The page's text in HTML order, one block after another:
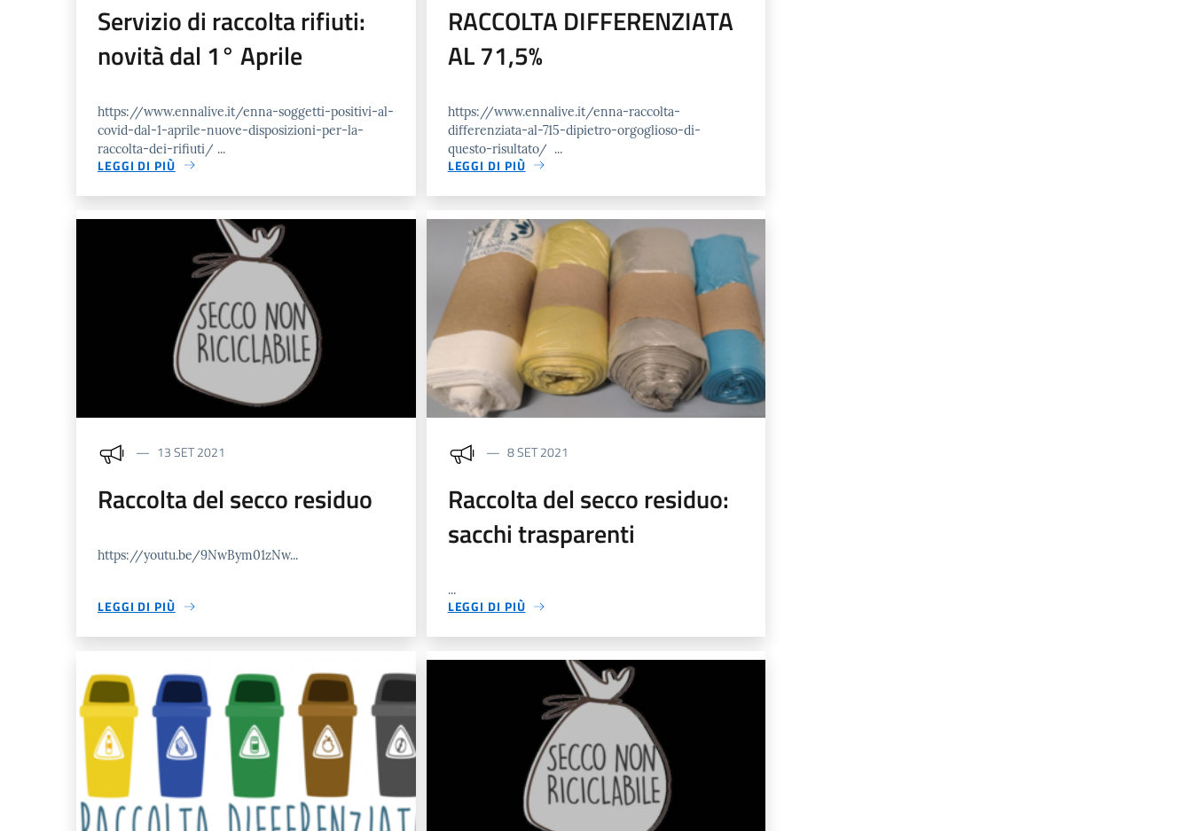
Servizio di raccolta rifiuti:
novità dal 1° Aprile
https://www.ennalive.it/enna-soggetti-positivi-al-
covid-dal-1-aprile-nuove-disposizioni-per-la-
raccolta-dei-rifiuti/ ...
LEGGI DI PIÙ
RACCOLTA DIFFERENZIATA
AL 71,5%
https://www.ennalive.it/enna-raccolta-
differenziata-al-715-dipietro-orgoglioso-di-
questo-risultato/ ...
LEGGI DI PIÙ
13 SET 2021
Raccolta del secco residuo
https://youtu.be/9NwBym01zNw...
LEGGI DI PIÙ
8 SET 2021
Raccolta del secco residuo:
sacchi trasparenti
...
LEGGI DI PIÙ